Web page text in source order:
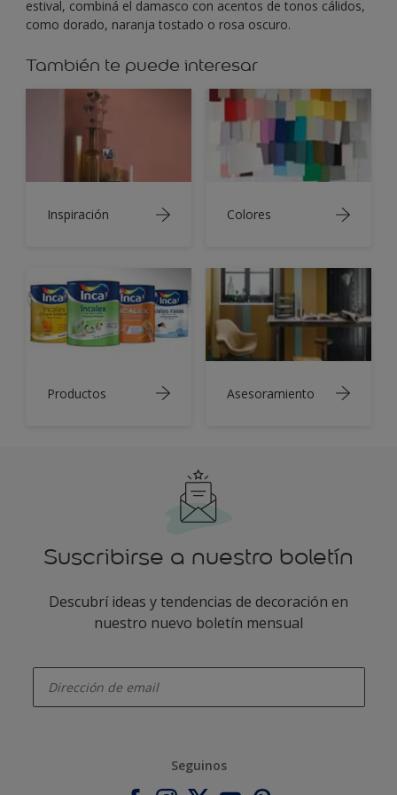
estival, combiná el damasco con acentos de tonos cálidos,
como dorado, naranja tostado o rosa oscuro.
También te puede interesar
Inspiración Colores
Productos Asesoramiento
Suscribirse a nuestro boletín
Descubrí ideas y tendencias de decoración en
nuestro nuevo boletín mensual
Seguinos